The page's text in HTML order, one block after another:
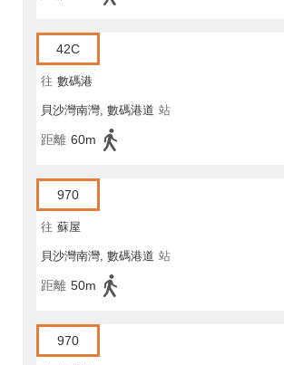
42C
往 數碼港
貝沙灣南灣, 數碼港道 站
距離 60m
970
往 蘇屋
貝沙灣南灣, 數碼港道 站
距離 50m
970